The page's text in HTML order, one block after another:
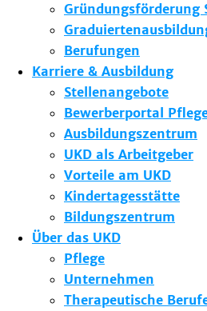
Gründungsförderung
Berufungen
Karriere & Ausbildung
Stellenangebote
Bewerberportal
Ausbildungszentrum
UKD als Arbeitgeber
Vorteile am UKD
Kindertagesstätte
Bildungszentrum
Über das UKD
Pflege
Unternehmen
Therapeutische